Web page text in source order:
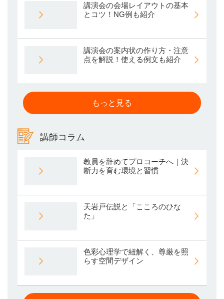
講演会の会場レイアウトの基本
とコツ！NG例も紹介
講演会の案内状の作り方・注意
点を解説！使える例文も紹介
もっと見る
講師コラム
教員を辞めてプロコーチへ｜決
断力を育む環境と習慣
天岩戸伝説と「こころのひな
た」
色彩心理学で紐解く、尊厳を照
らす空間デザイン